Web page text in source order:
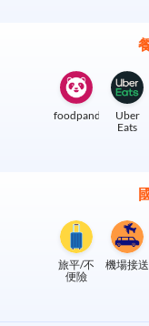
foodpanda
Uber
Eats
旅平/不
便險
機場接送